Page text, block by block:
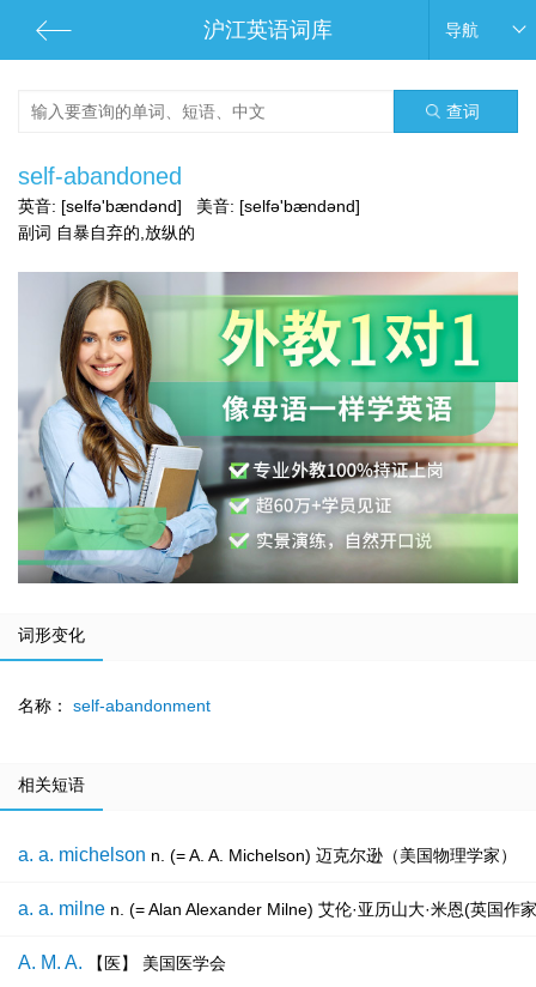
沪江英语词库 导航
查词
self-abandoned
英音: [selfə'bændənd] 美音: [selfə'bændənd]
副词 自暴自弃的,放纵的
词形变化
名称： self-abandonment
相关短语
a. a. michelson n. (= A. A. Michelson) 迈克尔逊（美国物理学家）
a. a. milne n. (= Alan Alexander Milne) 艾伦·亚历山大·米恩(英国
A. M. A. 【医】 美国医学会